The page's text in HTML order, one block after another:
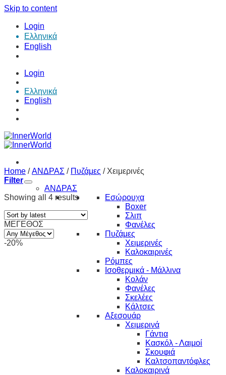
Skip to content
Login
Ελληνικά
English
Login
Ελληνικά
English
ΑΝΔΡΑΣ
Εσώρουχα
Boxer
Σλιπ
Φανέλες
Πυζάμες
Χειμερινές
Καλοκαιρινές
Ρόμπες
Ισοθερμικά - Μάλλινα
Κολάν
Φανέλες
Σκελέες
Κάλτσες
Αξεσουάρ
Χειμερινά
Γάντια
Κασκόλ - Λαιμοί
Σκουφιά
Καλτσοπαντόφλες
Καλοκαιρινά
Home / ΑΝΔΡΑΣ / Πυζάμες /Χειμερινές
Filter
Showing all 4 results
ΜΕΓΕΘΟΣ
-20%